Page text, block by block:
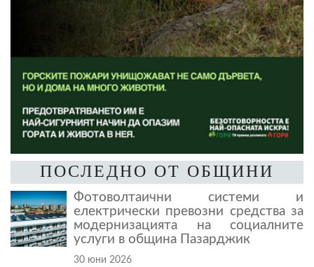
ПОСЛЕДНО ОТ ОБЩИНИ
Фотоволтаични системи и
електрически превозни средства за
модернизацията на социалните
услуги в община Пазарджик
30 юни 2026